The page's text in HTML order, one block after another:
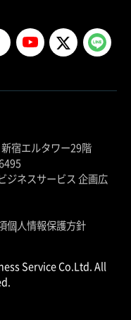
宿エルタワー29階
ジネスサービス 企画広
個人情報保護方針
Service Co.Ltd. All